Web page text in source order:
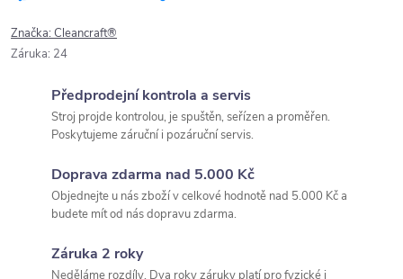
Značka:Cleancraft®
Záruka: 24
Předprodejní kontrola a servis
Stroj projde kontrolou, je spuštěn, seřízen a proměřen.
Poskytujeme záruční i pozáruční servis.
Doprava zdarma nad 5.000 Kč
Objednejte u nás zboží v celkové hodnotě nad 5.000 Kč a
budete mít od nás dopravu zdarma.
Záruka 2 roky
Neděláme rozdíly. Dva roky záruky platí pro fyzické i